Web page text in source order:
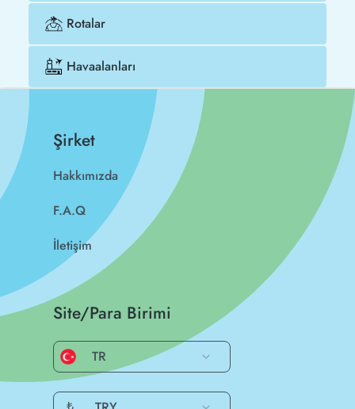
Rotalar
Havaalanları
Şirket
Hakkımızda
F.A.Q
İletişim
Site/Para Birimi
TR